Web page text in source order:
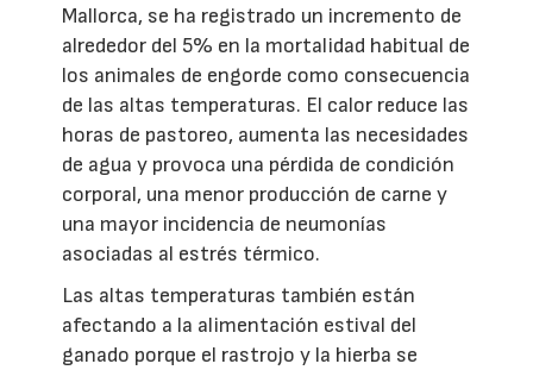
Mallorca, se ha registrado un incremento de
alrededor del 5% en la mortalidad habitual de
los animales de engorde como consecuencia
de las altas temperaturas. El calor reduce las
horas de pastoreo, aumenta las necesidades
de agua y provoca una pérdida de condición
corporal, una menor producción de carne y
una mayor incidencia de neumonías
asociadas al estrés térmico.
Las altas temperaturas también están
afectando a la alimentación estival del
ganado porque el rastrojo y la hierba se